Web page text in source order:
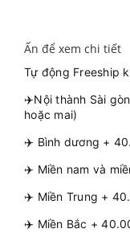
Ấn để xem chi tiết
Tự động Freeship
✈️Nội thành Sài
hoặc mai)
✈️ Bình dương +
✈️ Miền nam và
✈️ Miền Trung +
✈️ Miền Bắc +